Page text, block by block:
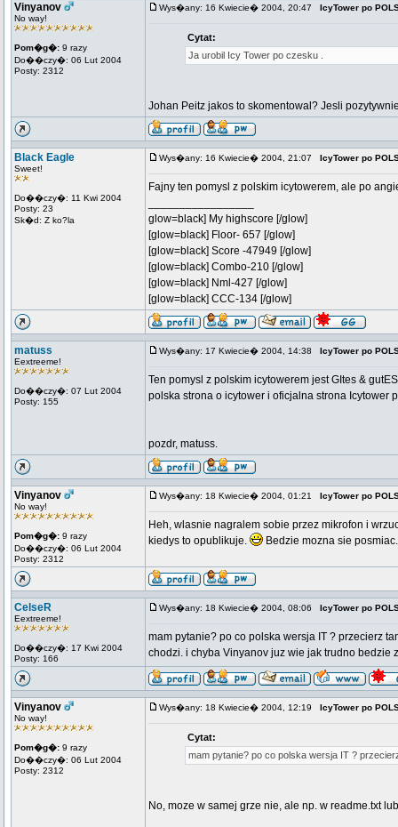
Vinyanov
No way!
Pom�g�: 9 razy
Do��czy�: 06 Lut 2004
Posty: 2312
Wys�any: 16 Kwiecie� 2004, 20:47 IcyTower po
Cytat:
Ja urobil Icy Tower po czesku .
Johan Peitz jakos to skomentowal? Jesli
Black Eagle
Sweet!
Do��czy�: 11 Kwi 2004
Posty: 23
Sk�d: Z ko?la
Wys�any: 16 Kwiecie� 2004, 21:07 IcyTower po
Fajny ten pomysl z polskim icytowerem, ale po
glow=black] My highscore [/glow]
[glow=black] Floor- 657 [/glow]
[glow=black] Score -47949 [/glow]
[glow=black] Combo-210 [/glow]
[glow=black] Nml-427 [/glow]
[glow=black] CCC-134 [/glow]
matuss
Eextreeme!
Do��czy�: 07 Lut 2004
Posty: 155
Wys�any: 17 Kwiecie� 2004, 14:38 IcyTower po
Ten pomysl z polskim icytowerem jest GItes &
polska strona o icytower i oficjalna strona Icytower
pozdr, matuss.
Vinyanov
No way!
Pom�g�: 9 razy
Do��czy�: 06 Lut 2004
Posty: 2312
Wys�any: 18 Kwiecie� 2004, 01:21 IcyTower po
Heh, wlasnie nagralem sobie przez mikrofon i
kiedys to opublikuje.
Bedzie mozna sie
CelseR
Eextreeme!
Do��czy�: 17 Kwi 2004
Posty: 166
Wys�any: 18 Kwiecie� 2004, 08:06 IcyTower po
mam pytanie? po co polska wersja IT ? przecierz
chodzi. i chyba Vinyanov juz wie jak trudno
Vinyanov
No way!
Pom�g�: 9 razy
Do��czy�: 06 Lut 2004
Posty: 2312
Wys�any: 18 Kwiecie� 2004, 12:19 IcyTower po
Cytat:
mam pytanie? po co polska wersja IT ?
No, moze w samej grze nie, ale np. w readme.txt